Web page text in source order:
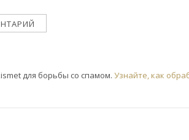
для борьбы со спамом. Узнайте, как